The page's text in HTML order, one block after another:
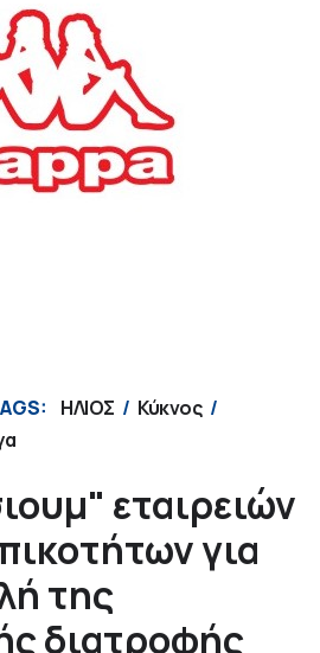
ΗΛΙΟΣ
Κύκνος
εταιρειών
για
της
διατροφής